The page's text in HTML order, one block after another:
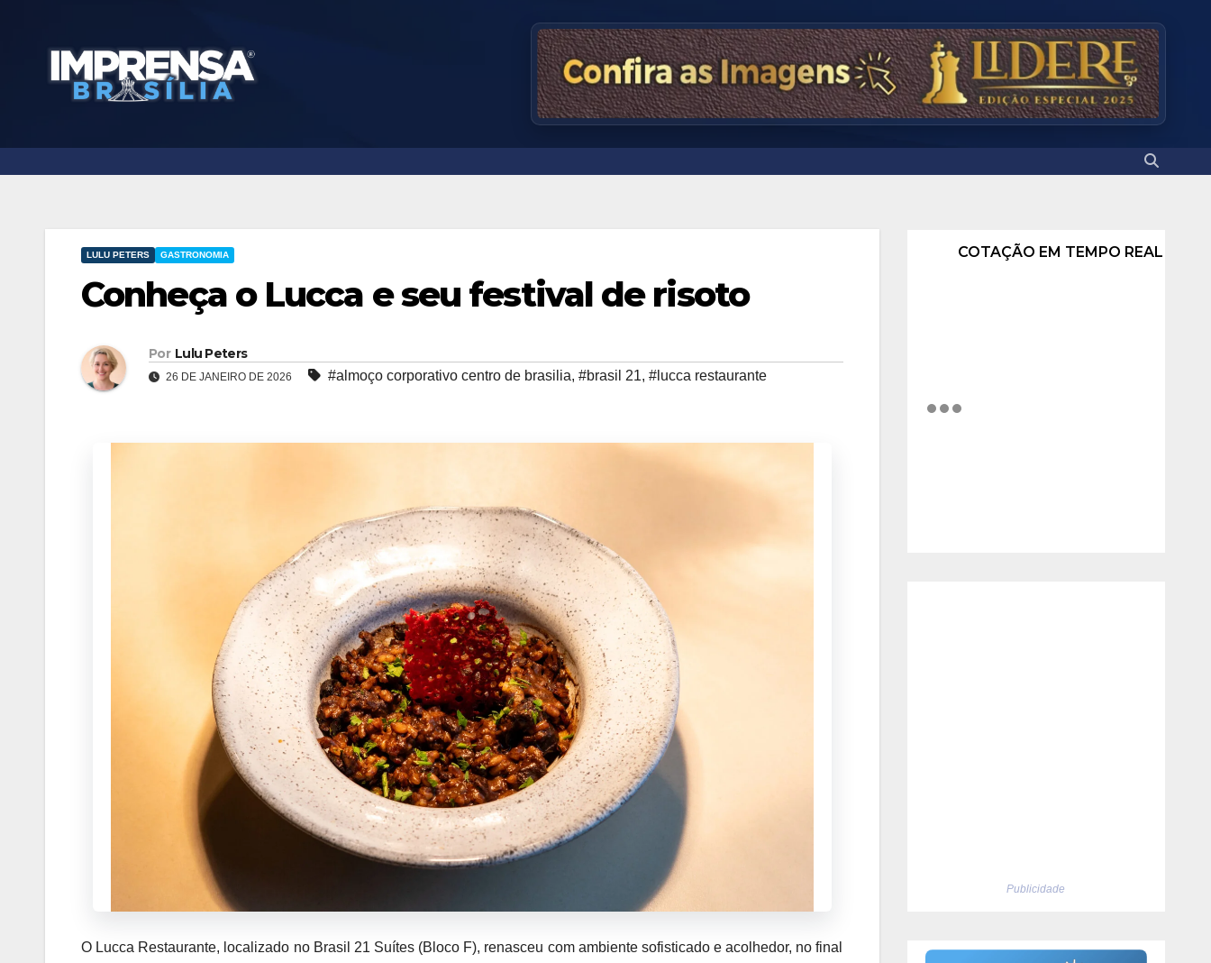
LULU PETERS GASTRONOMIA
Conheça o Lucca e seu festival de risoto
Por Lulu Peters
26 DE JANEIRO DE 2026 #almoço corporativo centro de brasilia, #brasil 21, #lucca restaurante
O Lucca Restaurante, localizado no Brasil 21 Suítes (Bloco F), renasceu com ambiente sofisticado e acolhedor, no final
COTAÇÃO EM TEMPO REAL
Publicidade